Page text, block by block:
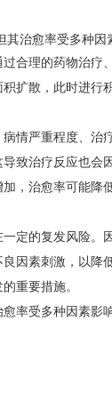
愈率受多种因
理的药物治疗
扩散，此时进行
严重程度、治
致治疗反应也会
，治愈率可能降
的复发风险。
因素刺激，以降
重要措施。
受多种因素影